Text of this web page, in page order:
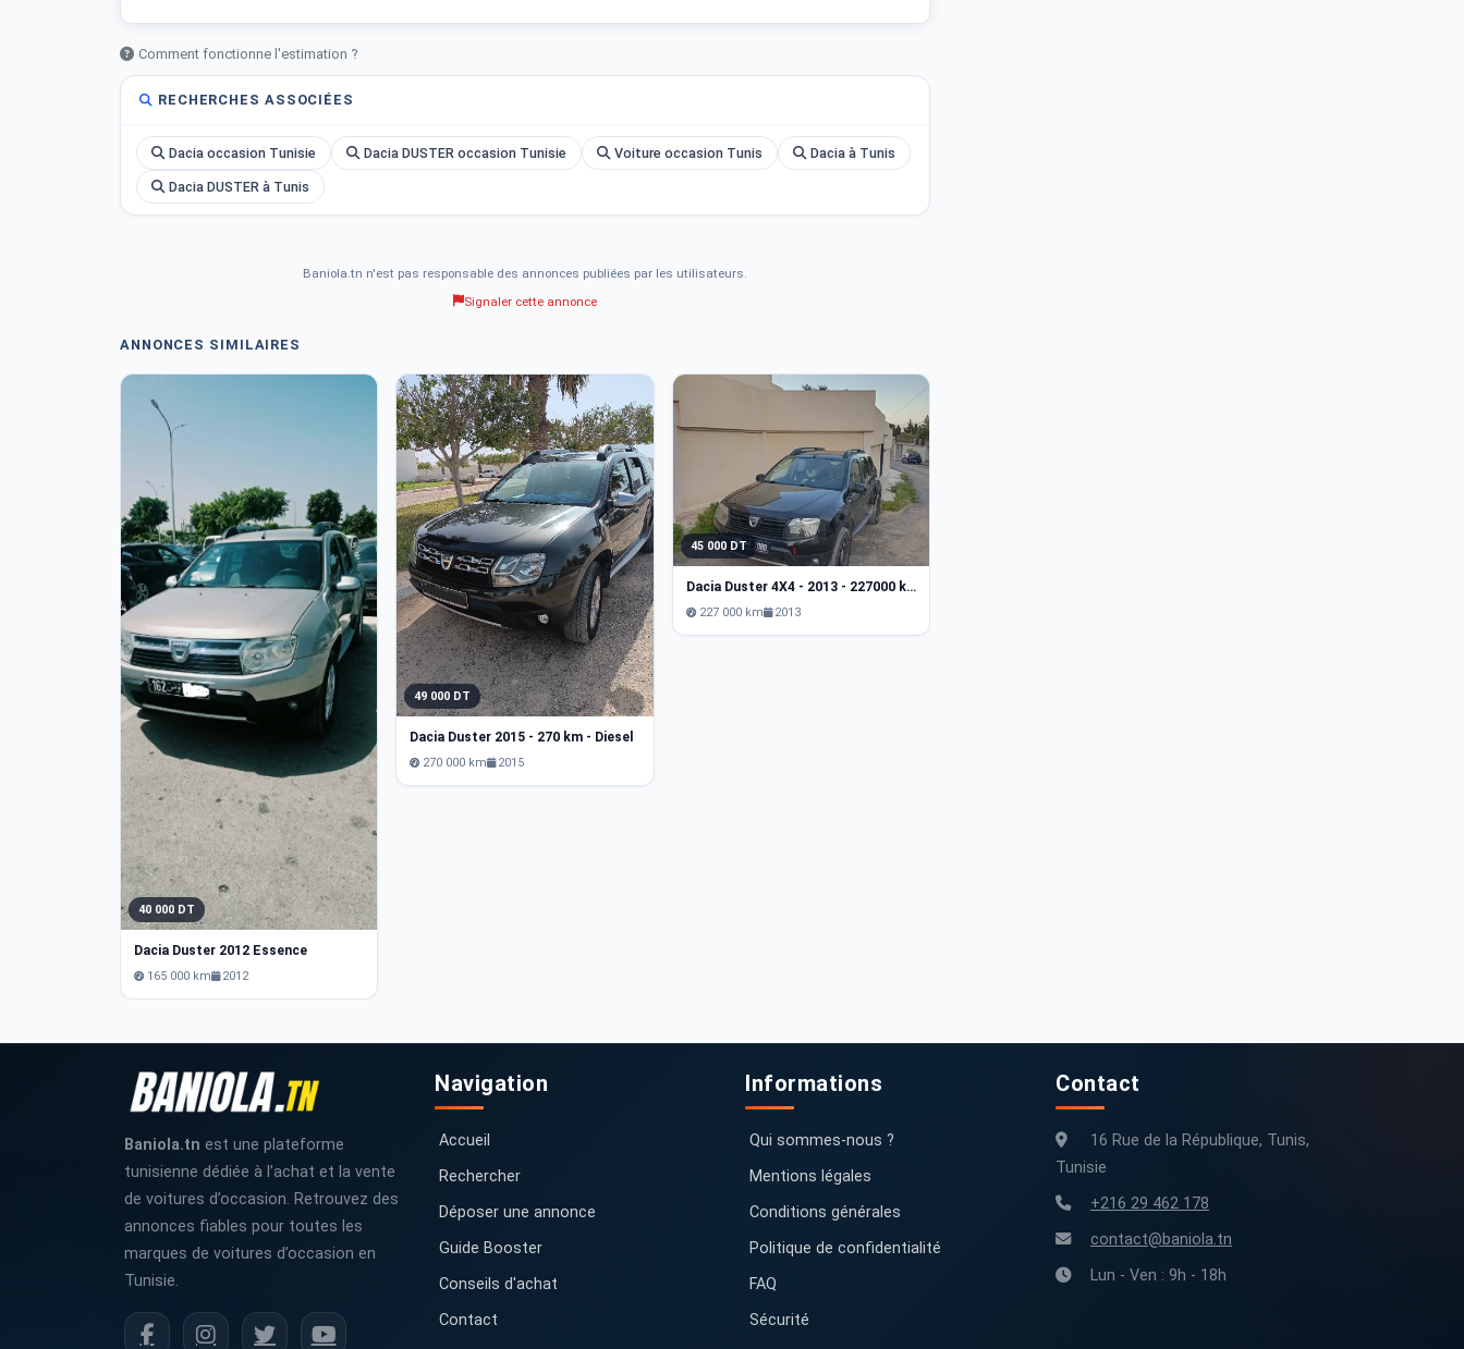
Comment fonctionne l'estimation ?
RECHERCHES ASSOCIÉES
Dacia occasion Tunisie Dacia DUSTER occasion Tunisie Voiture occasion Tunis Dacia à Tunis
Dacia DUSTER à Tunis
Baniola.tn n'est pas responsable des annonces publiées par les utilisateurs.
Signaler cette annonce
ANNONCES SIMILAIRES
40 000 DT
Dacia Duster 2012 Essence
165 000 km 2012
49 000 DT
Dacia Duster 2015 - 270 km - Diesel
270 000 km 2015
45 000 DT
Dacia Duster 4X4 - 2013 - 227000 km
227 000 km 2013
Baniola.tn est une plateforme
tunisienne dédiée à l’achat et la vente
de voitures d’occasion. Retrouvez des
annonces fiables pour toutes les
marques de voitures d’occasion en
Tunisie.
Navigation
Accueil
Rechercher
Déposer une annonce
Guide Booster
Conseils d'achat
Contact
Informations
Qui sommes-nous ?
Mentions légales
Conditions générales
Politique de confidentialité
FAQ
Sécurité
Contact
16 Rue de la République, Tunis,
Tunisie
+216 29 462 178
contact@baniola.tn
Lun - Ven : 9h - 18h